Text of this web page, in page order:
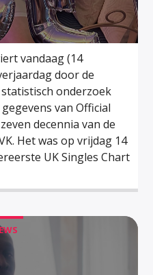
vandaag (14
door de
onderzoek
van Official
decennia van de
Het was op vrijdag 14
UK Singles Chart